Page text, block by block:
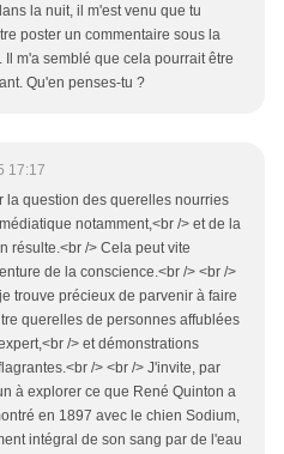
la nuit, il m'est venu que tu
poster un commentaire sous la
Il m'a semblé que cela pourrait être
Qu'en penses-tu ?
17:17
la question des querelles nourries
notamment,<br /> et de la
résulte.<br /> Cela peut vite
de la conscience.<br /> <br />
trouve précieux de parvenir à faire
querelles de personnes affublées
/> et démonstrations
/> <br /> J'invite, par
à explorer ce que René Quinton a
en 1897 avec le chien Sodium,
intégral de son sang par de l'eau